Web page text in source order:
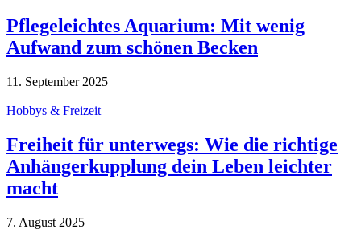
Pflegeleichtes Aquarium: Mit wenig
Aufwand zum schönen Becken
11. September 2025
Hobbys & Freizeit
Freiheit für unterwegs: Wie die richtige
Anhängerkupplung dein Leben leichter
macht
7. August 2025